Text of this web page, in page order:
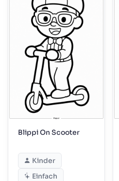
Blippi On Scooter
Kinder
Einfach